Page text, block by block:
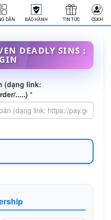
DẪN BẢO HÀNH TIN TỨC CSKH
DEADLY SINS :
(dạng link:
.....) *